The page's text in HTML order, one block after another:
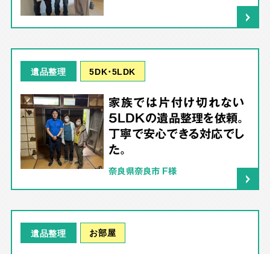
遺品整理 5DK･5LDK
家族では片付け切れない
5LDKの遺品整理を依頼。
丁寧で安心できる対応でし
た。
奈良県奈良市 F様
遺品整理 お部屋